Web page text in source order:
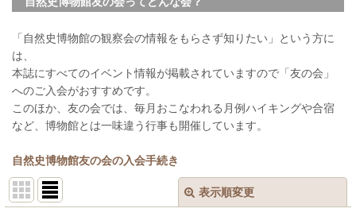
「自然史博物館の観察会の情報をもらさず知りたい」という方に
は、
本誌にすべてのイベント情報が掲載されていますので「友の会」
へのご入会がおすすめです。
このほか、友の会では、毎月おこなわれる月例ハイキングや合宿
など、博物館とは一味違う行事も開催しています。
自然史博物館友の会の入会手続き
表示順変更